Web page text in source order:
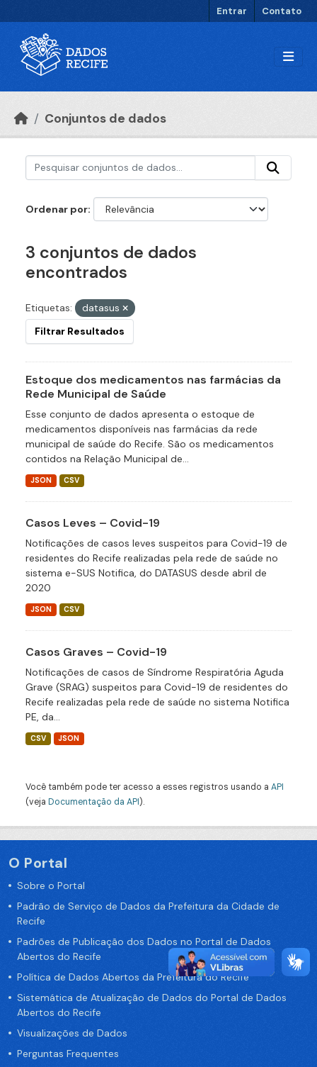
Entrar Contato
Conjuntos de dados
Ordenar por
3 conjuntos de dados
encontrados
Etiquetas:
datasus
Filtrar Resultados
Estoque dos medicamentos nas farmácias da
Rede Municipal de Saúde
Esse conjunto de dados apresenta o estoque de
medicamentos disponíveis nas farmácias da rede
municipal de saúde do Recife. São os medicamentos
contidos na Relação Municipal de...
JSON CSV
Casos Leves – Covid-19
Notificações de casos leves suspeitos para Covid-19 de
residentes do Recife realizadas pela rede de saúde no
sistema e-SUS Notifica, do DATASUS desde abril de
2020
JSON CSV
Casos Graves – Covid-19
Notificações de casos de Síndrome Respiratória Aguda
Grave (SRAG) suspeitos para Covid-19 de residentes do
Recife realizadas pela rede de saúde no sistema Notifica
PE, da...
CSV JSON
Você também pode ter acesso a esses registros usando a API
(veja Documentação da API).
O Portal
Sobre o Portal
Padrão de Serviço de Dados da Prefeitura da Cidade de
Recife
Padrões de Publicação dos Dados no Portal de Dados
Abertos do Recife
Política de Dados Abertos da Prefeitura do Recife
Sistemática de Atualização de Dados do Portal de Dados
Abertos do Recife
Visualizações de Dados
Perguntas Frequentes